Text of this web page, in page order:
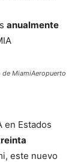
anualmente
de MiamiAeropuerto
en Estados
este nuevo